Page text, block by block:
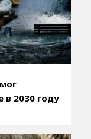
в 2030 году